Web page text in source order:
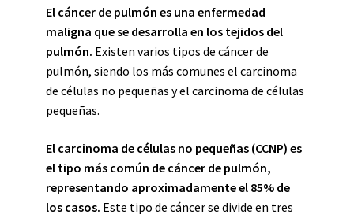
El cáncer de pulmón es una enfermedad
maligna que se desarrolla en los tejidos del
pulmón. Existen varios tipos de cáncer de
pulmón, siendo los más comunes el carcinoma
de células no pequeñas y el carcinoma de células
pequeñas.
El carcinoma de células no pequeñas (CCNP) es
el tipo más común de cáncer de pulmón,
representando aproximadamente el 85% de
los casos. Este tipo de cáncer se divide en tres